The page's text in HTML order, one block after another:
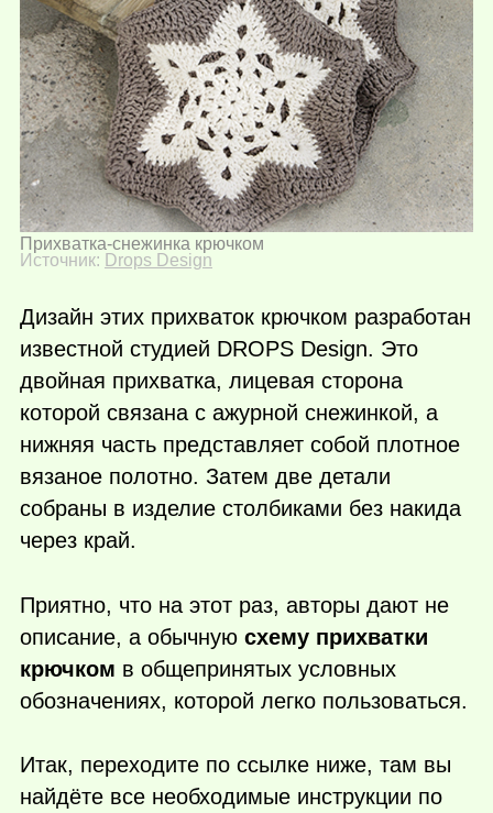
Прихватка-снежинка крючком
Источник: Drops Design
Дизайн этих прихваток крючком разработан
известной студией DROPS Design. Это
двойная прихватка, лицевая сторона
которой связана с ажурной снежинкой, а
нижняя часть представляет собой плотное
вязаное полотно. Затем две детали
собраны в изделие столбиками без накида
через край.
Приятно, что на этот раз, авторы дают не
описание, а обычную схему прихватки
крючком в общепринятых условных
обозначениях, которой легко пользоваться.
Итак, переходите по ссылке ниже, там вы
найдёте все необходимые инструкции по